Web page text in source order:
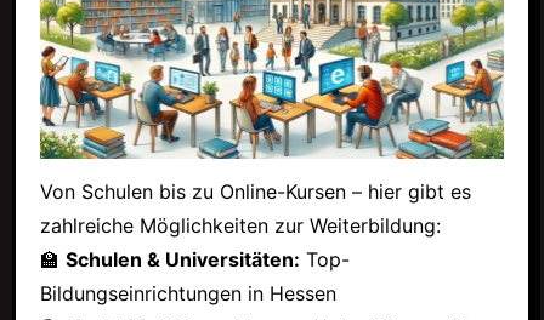
Von Schulen bis zu Online-Kursen – hier gibt es
zahlreiche Möglichkeiten zur Weiterbildung:
🏫 Schulen & Universitäten: Top-
Bildungseinrichtungen in Hessen